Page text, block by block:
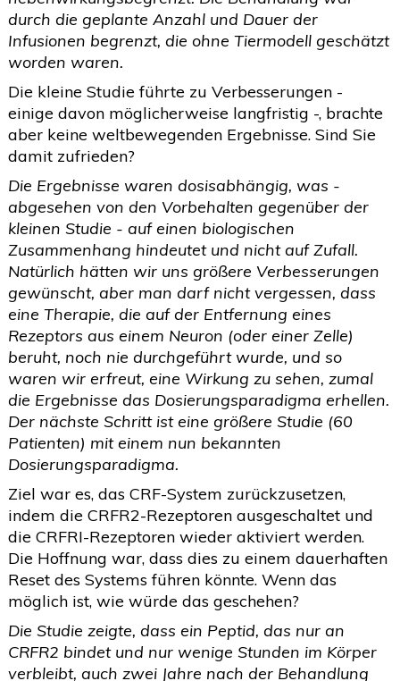
durch die geplante Anzahl und Dauer der
Infusionen begrenzt, die ohne Tiermodell geschätzt
worden waren.
Die kleine Studie führte zu Verbesserungen -
einige davon möglicherweise langfristig -, brachte
aber keine weltbewegenden Ergebnisse. Sind Sie
damit zufrieden?
Die Ergebnisse waren dosisabhängig, was -
abgesehen von den Vorbehalten gegenüber der
kleinen Studie - auf einen biologischen
Zusammenhang hindeutet und nicht auf Zufall.
Natürlich hätten wir uns größere Verbesserungen
gewünscht, aber man darf nicht vergessen, dass
eine Therapie, die auf der Entfernung eines
Rezeptors aus einem Neuron (oder einer Zelle)
beruht, noch nie durchgeführt wurde, und so
waren wir erfreut, eine Wirkung zu sehen, zumal
die Ergebnisse das Dosierungsparadigma erhellen.
Der nächste Schritt ist eine größere Studie (60
Patienten) mit einem nun bekannten
Dosierungsparadigma.
Ziel war es, das CRF-System zurückzusetzen,
indem die CRFR2-Rezeptoren ausgeschaltet und
die CRFRI-Rezeptoren wieder aktiviert werden.
Die Hoffnung war, dass dies zu einem dauerhaften
Reset des Systems führen könnte. Wenn das
möglich ist, wie würde das geschehen?
Die Studie zeigte, dass ein Peptid, das nur an
CRFR2 bindet und nur wenige Stunden im Körper
verbleibt, auch zwei Jahre nach der Behandlung